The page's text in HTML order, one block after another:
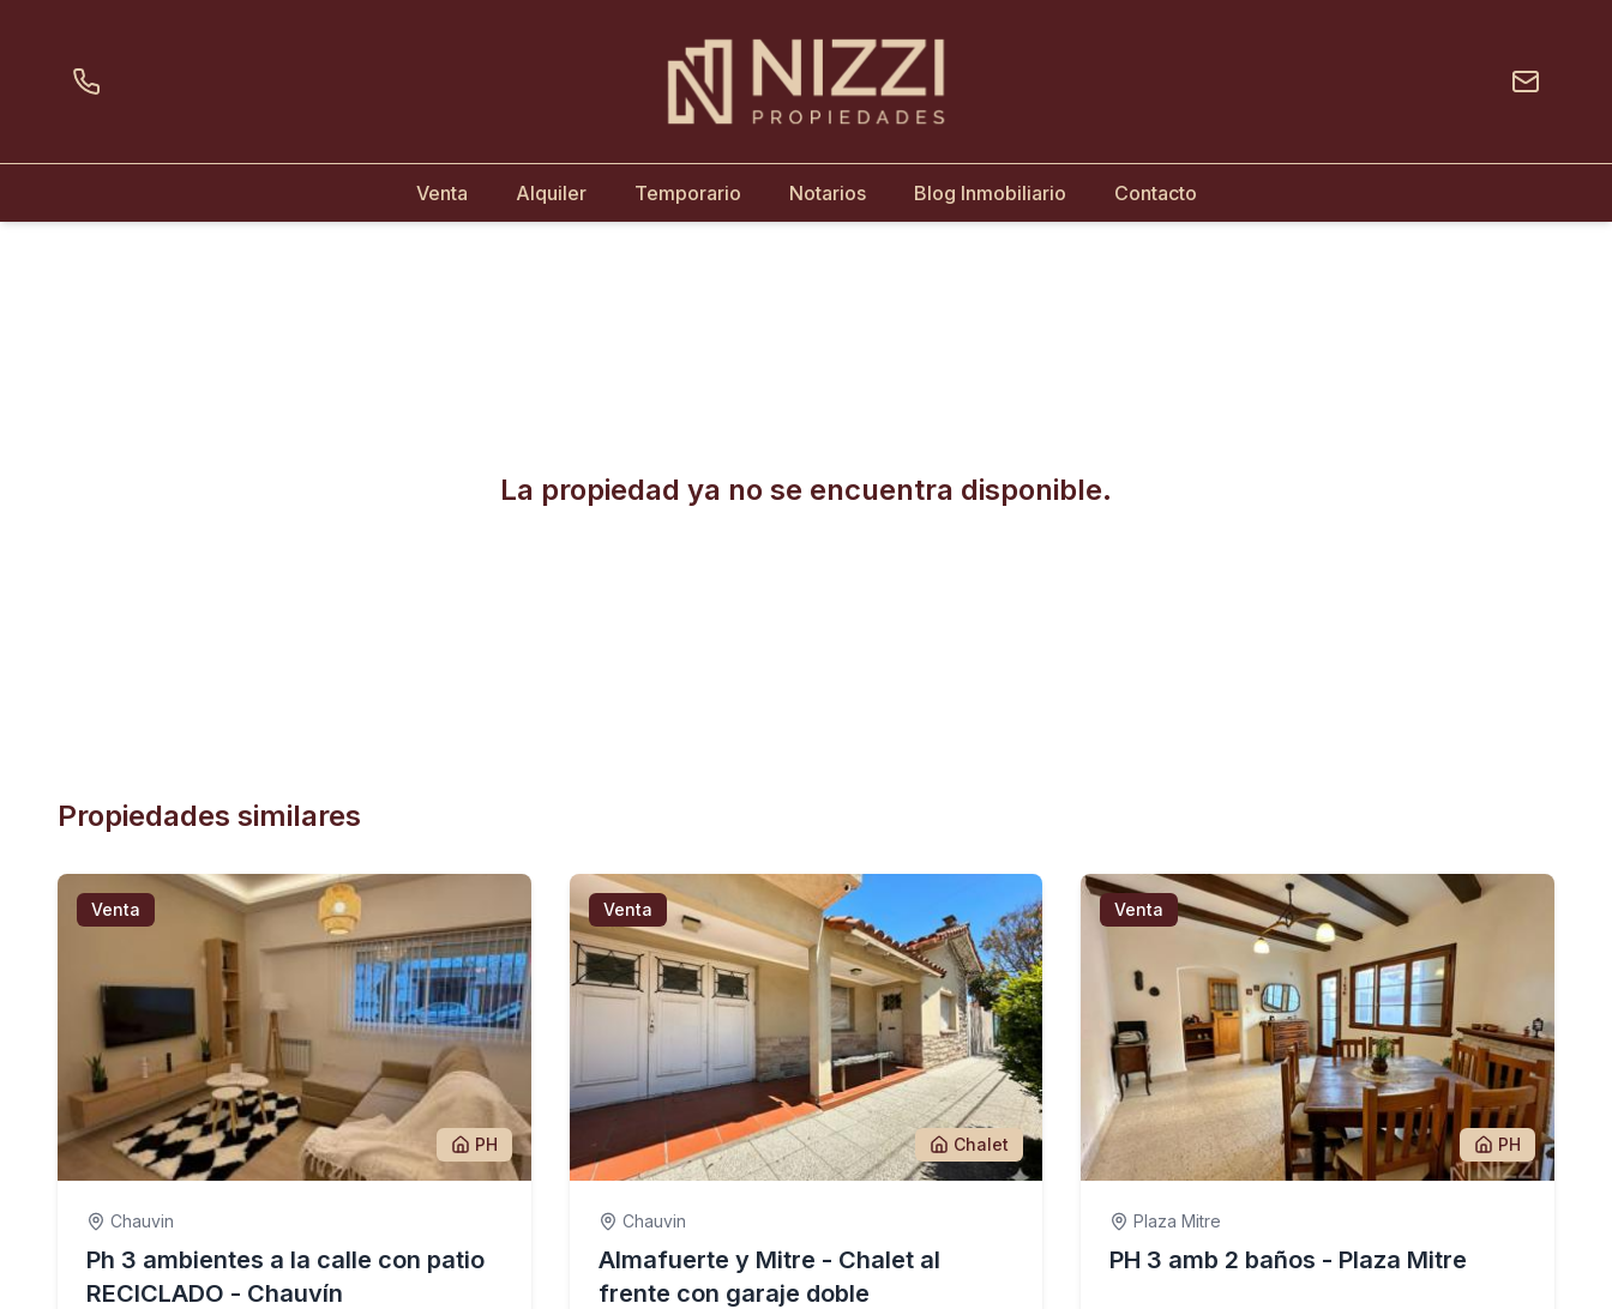
Venta Alquiler Temporario Notarios Blog Inmobiliario Contacto
La propiedad ya no se encuentra disponible.
Propiedades similares
Venta
PH
Chauvin
Ph 3 ambientes a la calle con patio
RECICLADO - Chauvín
Venta
Chalet
Chauvin
Almafuerte y Mitre - Chalet al
frente con garaje doble
Venta
PH
Plaza Mitre
PH 3 amb 2 baños - Plaza Mitre